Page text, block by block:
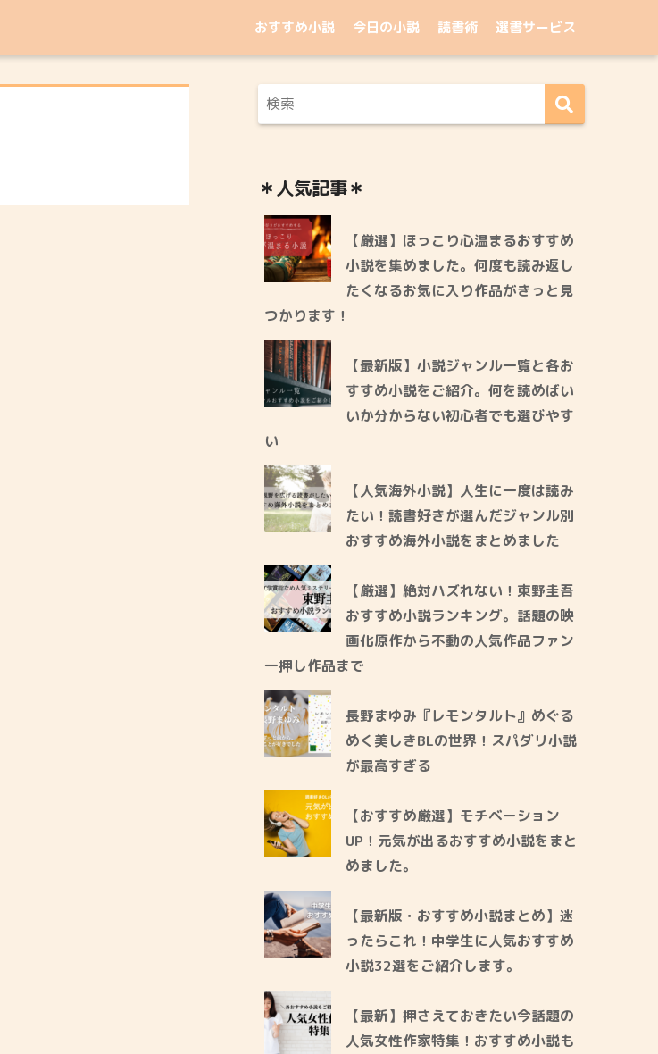
おすすめ小説 今日の小説 読書術 選書サービス
＊人気記事＊
【厳選】ほっこり心温まるおすすめ
小説を集めました。何度も読み返し
たくなるお気に入り作品がきっと見
つかります！
【最新版】小説ジャンル一覧と各お
すすめ小説をご紹介。何を読めばい
いか分からない初心者でも選びやす
い
【人気海外小説】人生に一度は読み
たい！読書好きが選んだジャンル別
おすすめ海外小説をまとめました
【厳選】絶対ハズれない！東野圭吾
おすすめ小説ランキング。話題の映
画化原作から不動の人気作品ファン
一押し作品まで
長野まゆみ『レモンタルト』めぐる
めく美しきBLの世界！スパダリ小説
が最高すぎる
【おすすめ厳選】モチベーション
UP！元気が出るおすすめ小説をまと
めました。
【最新版・おすすめ小説まとめ】迷
ったらこれ！中学生に人気おすすめ
小説32選をご紹介します。
【最新】押さえておきたい今話題の
人気女性作家特集！おすすめ小説も